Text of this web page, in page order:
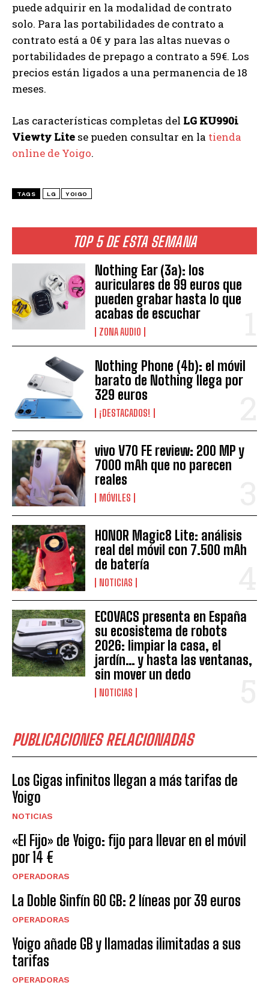
TOP 5 DE ESTA SEMANA
Nothing Ear (3a): los
auriculares de 99 euros que
pueden grabar hasta lo que
acabas de escuchar
ZONA AUDIO
Nothing Phone (4b): el móvil
barato de Nothing llega por
329 euros
¡DESTACADOS!
vivo V70 FE review: 200 MP y
7000 mAh que no parecen
reales
MÓVILES
HONOR Magic8 Lite: análisis
real del móvil con 7.500 mAh
de batería
NOTICIAS
ECOVACS presenta en España
su ecosistema de robots
2026: limpiar la casa, el
jardín… y hasta las ventanas,
sin mover un dedo
NOTICIAS
PUBLICACIONES RELACIONADAS
Los Gigas infinitos llegan a más tarifas de
Yoigo
NOTICIAS
«El Fijo» de Yoigo: fijo para llevar en el móvil
por 14 €
OPERADORAS
La Doble Sinfín 60 GB: 2 líneas por 39 euros
OPERADORAS
Yoigo añade GB y llamadas ilimitadas a sus
tarifas
OPERADORAS
puede adquirir en la modalidad de contrato
solo. Para las portabilidades de contrato a
contrato está a 0€ y para las altas nuevas o
portabilidades de prepago a contrato a 59€. Los
precios están ligados a una permanencia de 18
meses.
Las características completas del LG KU990i
Viewty Lite se pueden consultar en la tienda
online de Yoigo.
TAGS LG YOIGO